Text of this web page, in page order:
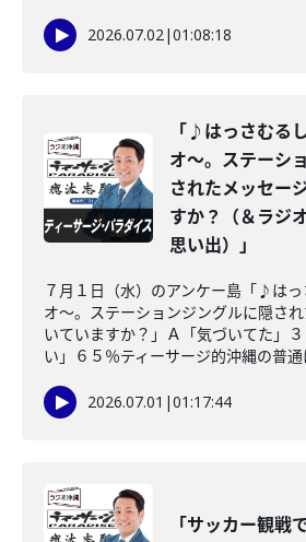
2026.07.02|01:08:18
「♪はっさむる
オ〜。ステーシ
されたメッセー
すか？（＆ラジ
思い出）」
７月１日（水）のアンケー島「♪は
オ〜。ステーションジングルに隠さ
いていますか？」Ａ「気づいてた」
い」６５％ティーサージ的沖縄の普通
2026.07.01 |01:17:44
「サッカー観戦